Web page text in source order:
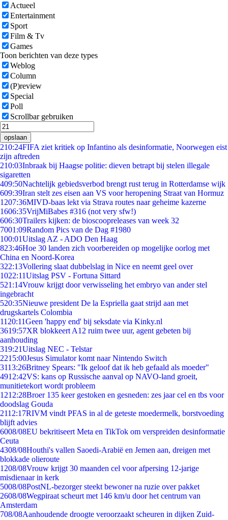
Actueel
Entertainment
Sport
Film & Tv
Games
Toon berichten van deze types
Weblog
Column
(P)review
Special
Poll
Scrollbar gebruiken
opslaan
210:24FIFA ziet kritiek op Infantino als desinformatie, Noorwegen eist
zijn aftreden
210:03Inbraak bij Haagse politie: dieven betrapt bij stelen illegale
sigaretten
409:50Nachtelijk gebiedsverbod brengt rust terug in Rotterdamse wijk
609:39Iran stelt zes eisen aan VS voor heropening Straat van Hormuz
1207:36MIVD-baas lekt via Strava routes naar geheime kazerne
1606:35VrijMiBabes #316 (not very sfw!)
606:30Trailers kijken: de bioscoopreleases van week 32
7001:09Random Pics van de Dag #1980
100:01Uitslag AZ - ADO Den Haag
823:46Hoe 30 landen zich voorbereiden op mogelijke oorlog met
China en Noord-Korea
322:13Vollering slaat dubbelslag in Nice en neemt geel over
1022:11Uitslag PSV - Fortuna Sittard
521:14Vrouw krijgt door verwisseling het embryo van ander stel
ingebracht
520:35Nieuwe president De la Espriella gaat strijd aan met
drugskartels Colombia
11 20:11Geen 'happy end' bij seksdate via Kinky.nl
3619:57XR blokkeert A12 ruim twee uur, agent gebeten bij
aanhouding
319:21Uitslag NEC - Telstar
2215:00Jesus Simulator komt naar Nintendo Switch
3113:26Britney Spears: "Ik geloof dat ik heb gefaald als moeder"
4912:42VS: kans op Russische aanval op NAVO-land groeit,
munitietekort wordt probleem
1212:28Broer 135 keer gestoken en gesneden: zes jaar cel en tbs voor
doodslag Gouda
2112:17RIVM vindt PFAS in al de geteste moedermelk, borstvoeding
blijft advies
6008/08EU bekritiseert Meta en TikTok om verspreiden desinformatie
Ceuta
4308/08Houthi's vallen Saoedi-Arabië en Jemen aan, dreigen met
blokkade olieroute
1208/08Vrouw krijgt 30 maanden cel voor afpersing 12-jarige
misdienaar in kerk
5008/08PostNL-bezorger steekt bewoner na ruzie over pakket
2608/08Wegpiraat scheurt met 146 km/u door het centrum van
Amsterdam
708/08Aanhoudende droogte veroorzaakt scheuren in dijken Zuid-